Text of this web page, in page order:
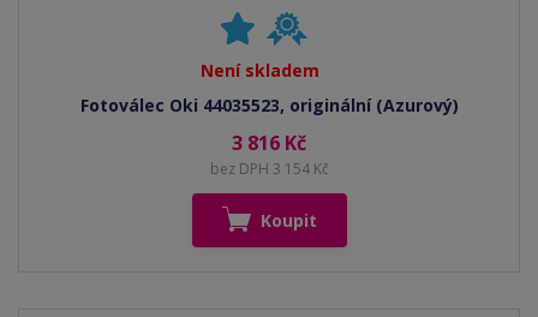
Není skladem
Fotoválec Oki 44035523, originální (Azurový)
3 816 Kč
bez DPH 3 154 Kč
Koupit